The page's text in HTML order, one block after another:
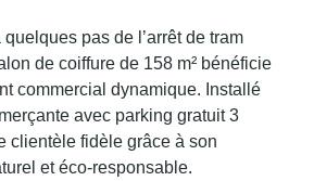
pas de l’arrêt de tram
de coiffure de 158 m² bénéficie
commercial dynamique. Installé
avec parking gratuit 3
clientèle fidèle grâce à son
et éco-responsable.